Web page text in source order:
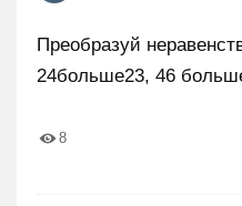
Преобразуй
24больше23, 46
8